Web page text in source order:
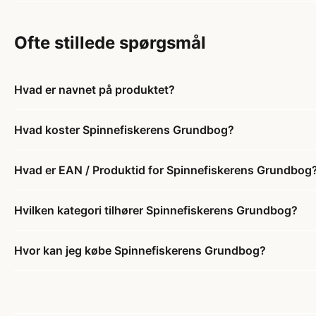
Ofte stillede spørgsmål
Hvad er navnet på produktet?
Hvad koster Spinnefiskerens Grundbog?
Hvad er EAN / Produktid for Spinnefiskerens
Hvilken kategori tilhører Spinnefiskerens Grundbog?
Hvor kan jeg købe Spinnefiskerens Grundbog?